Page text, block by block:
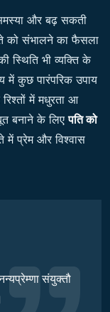
और बढ़ सकती
को संभालने का फैसला
स्थिति भी व्यक्ति के
में कुछ पारंपरिक उपाय
में मधुरता आ
बनाने के लिएपति को
में प्रेम और विश्वास
संयुक्तौ